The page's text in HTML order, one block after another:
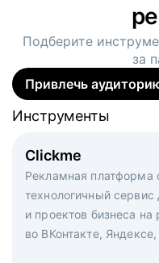
Подберите
за
Привлечь
Clickme
Рекламная платформа
технологичный
и проектов бизнеса
во ВКонтакте,
Инструменты
Вакансия дня
Рекламный формат для
hh.ru. Увеличивает
Инструменты
Массовый подбор под
кандидатов и когда
маркетологи,
hh.ru с целым
Инструменты